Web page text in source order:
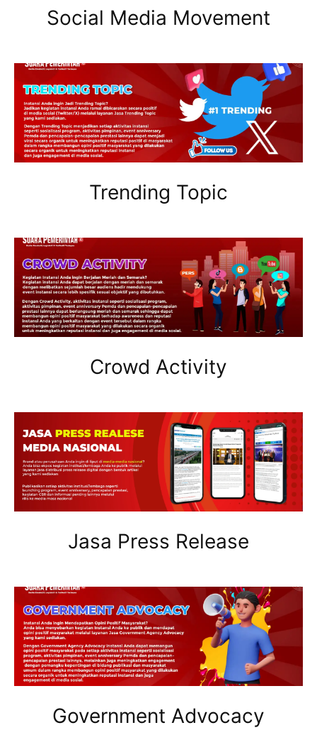
Social Media Movement
Trending Topic
Crowd Activity
Jasa Press Release
Government Advocacy